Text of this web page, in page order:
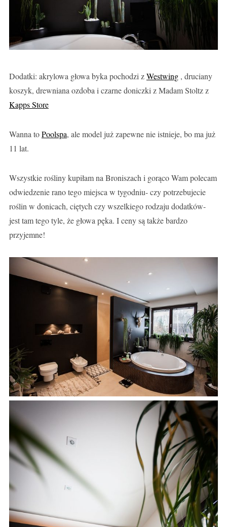
Dodatki: akrylowa głowa byka pochodzi zWestwing, druciany
koszyk, drewniana ozdoba i czarne doniczki z Madam Stoltz z
Kapps Store
Wanna toPoolspa, ale model już zapewne nie istnieje, bo ma już
11 lat.
Wszystkie rośliny kupiłam na Broniszach i gorąco Wam polecam
odwiedzenie rano tego miejsca w tygodniu- czy potrzebujecie
roślin w donicach, ciętych czy wszelkiego rodzaju dodatków-
jest tam tego tyle, że głowa pęka. I ceny są także bardzo
przyjemne!